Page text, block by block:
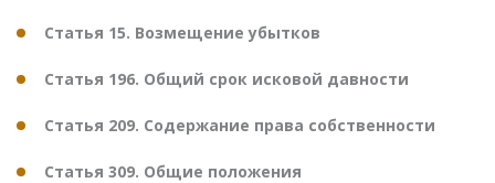
Статья 15. Возмещение убытков
Статья 196. Общий срок исковой давности
Статья 209. Содержание права собственности
Статья 309. Общие положения